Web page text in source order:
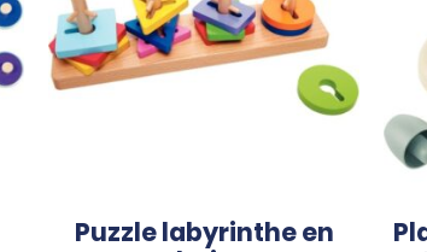
Puzzle labyrinthe en